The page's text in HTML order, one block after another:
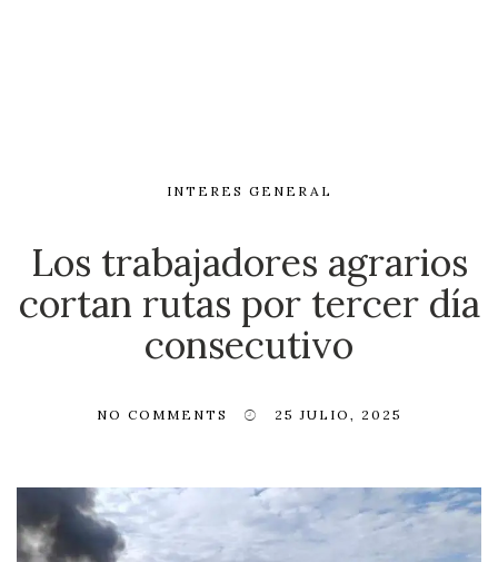
INTERES GENERAL
Los trabajadores agrarios
cortan rutas por tercer día
consecutivo
NO COMMENTS 25 JULIO, 2025